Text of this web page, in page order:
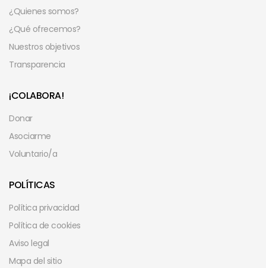
¿Quienes somos?
¿Qué ofrecemos?
Nuestros objetivos
Transparencia
¡COLABORA!
Donar
Asociarme
Voluntario/a
POLÍTICAS
Política privacidad
Política de cookies
Aviso legal
Mapa del sitio